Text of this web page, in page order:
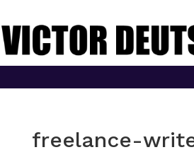
freelance-